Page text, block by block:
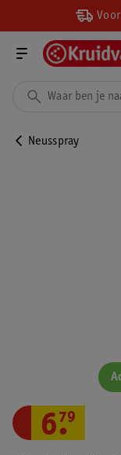
Neusspray
6.
79